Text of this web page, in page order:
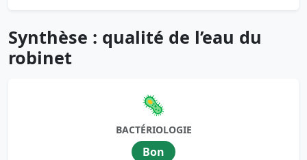
Synthèse : qualité de l’eau du
robinet
🦠
BACTÉRIOLOGIE
Bon